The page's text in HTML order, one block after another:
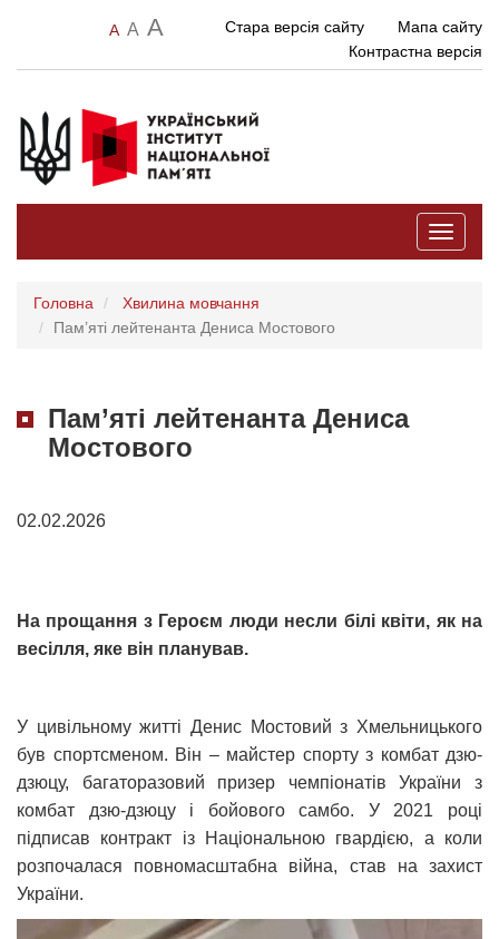
A A A Стара версія сайту
Мапа сайту
Контрастна версія
Toggle
Головна
Хвилина мовчання
Пам’яті лейтенанта Дениса Мостового
Пам’яті лейтенанта Дениса
Мостового
02.02.2026
На прощання з Героєм люди несли білі квіти, як на
весілля, яке він планував.
У цивільному житті Денис Мостовий з Хмельницького
був спортсменом. Він – майстер спорту з комбат дзю-
дзюцу, багаторазовий призер чемпіонатів України з
комбат дзю-дзюцу і бойового самбо. У 2021 році
підписав контракт із Національною гвардією, а коли
розпочалася повномасштабна війна, став на захист
України.